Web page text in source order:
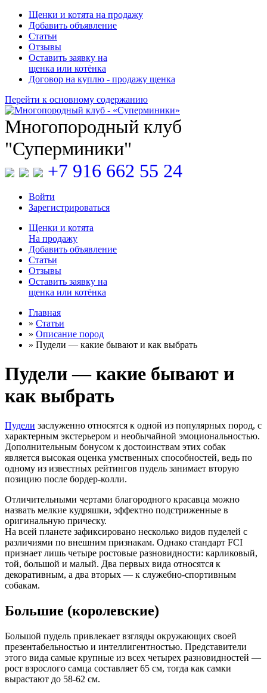
Щенки и котята на продажу
Добавить объявление
Статьи
Отзывы
Оставить заявку на
щенка или котёнка
Договор на куплю - продажу щенка
Перейти к основному содержанию
Многопородный клуб
"Суперминики"
+7 916 662 55 24
Войти
Зарегистрироваться
Щенки и котята
На продажу
Добавить объявление
Статьи
Отзывы
Оставить заявку на
щенка или котёнка
Главная
» Статьи
» Описание пород
» Пудели — какие бывают и как выбрать
Пудели — какие бывают и
как выбрать
Пудели заслуженно относятся к одной из популярных пород, с
характерным экстерьером и необычайной эмоциональностью.
Дополнительным бонусом к достоинствам этих собак
является высокая оценка умственных способностей, ведь по
одному из известных рейтингов пудель занимает вторую
позицию после бордер-колли.
Отличительными чертами благородного красавца можно
назвать мелкие кудряшки, эффектно подстриженные в
оригинальную прическу.
На всей планете зафиксировано несколько видов пуделей с
различиями по внешним признакам. Однако стандарт FCI
признает лишь четыре ростовые разновидности: карликовый,
той, большой и малый. Два первых вида относятся к
декоративным, а два вторых — к служебно-спортивным
собакам.
Большие (королевские)
Большой пудель привлекает взгляды окружающих своей
презентабельностью и интеллигентностью. Представители
этого вида самые крупные из всех четырех разновидностей —
рост взрослого самца составляет 65 см, тогда как самки
вырастают до 58-62 см.